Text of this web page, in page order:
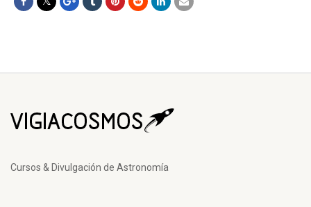
Cursos & Divulgación de Astronomía